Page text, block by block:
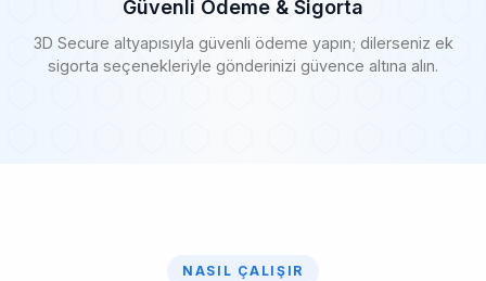
Güvenli Ödeme & Sigorta
3D Secure altyapısıyla güvenli ödeme yapın; dilerseniz ek
sigorta seçenekleriyle gönderinizi güvence altına alın.
NASIL ÇALIŞIR